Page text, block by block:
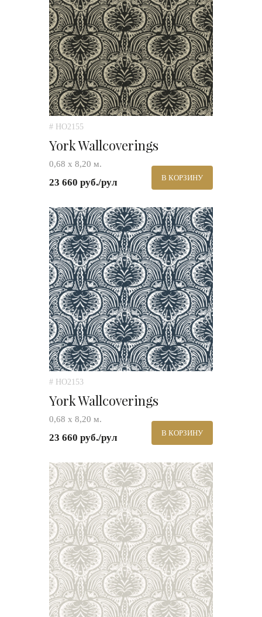
# HO2155
York Wallcoverings
0,68 х 8,20 м.
23 660 руб./рул В КОРЗИНУ
# HO2153
York Wallcoverings
0,68 х 8,20 м.
23 660 руб./рул В КОРЗИНУ